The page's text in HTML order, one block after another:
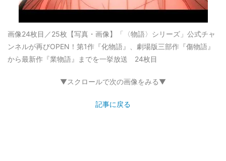
画像24枚目／25枚 【写真・画像】「〈物語〉シリーズ」公式チャ
ンネルが再びOPEN！第1作『化物語』、劇場版三部作『傷物語』
から最新作『業物語』までを一挙放送 24枚目
▼スクロールで次の画像をみる▼
記事に戻る